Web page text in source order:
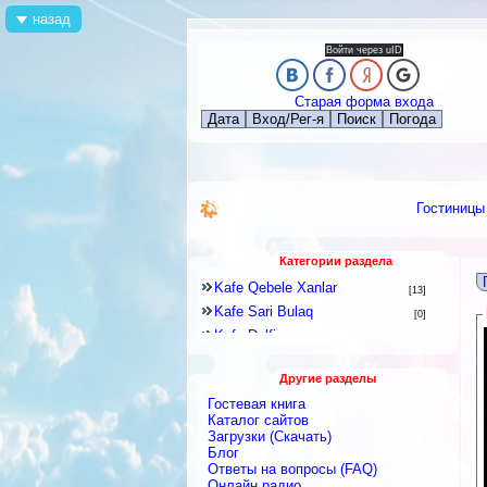
Войти через uID
Старая форма входа
Дата
Вход/Рег-я Поиск Погода
Гостиницы
Категории раздела
Kafe Qebele Xanlar [13]
Kafe Sari Bulaq [0]
Kafe Delfin
Kafe Набрань
Kafe Tel Bulaqi
Kafe Фонтан
Kafe Maral Gol
Kafe Isa Bulaqi
Другие разделы
Гостевая книга
Каталог сайтов
Загрузки (Скачать)
Блог
Ответы на вопросы (FAQ)
назад